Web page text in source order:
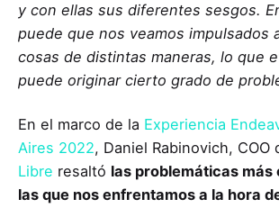
y con ellas sus diferentes sesgos.
puede que nos veamos impulsados
cosas de distintas maneras, lo que
puede originar cierto grado de
En el marco de la Experiencia
Aires 2022, Daniel Rabinovich, COO
Libre resaltó las problemáticas más
las que nos enfrentamos a la hora